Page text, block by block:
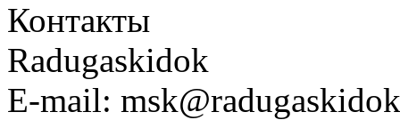
Контакты
Radugaskidok
E-mail: